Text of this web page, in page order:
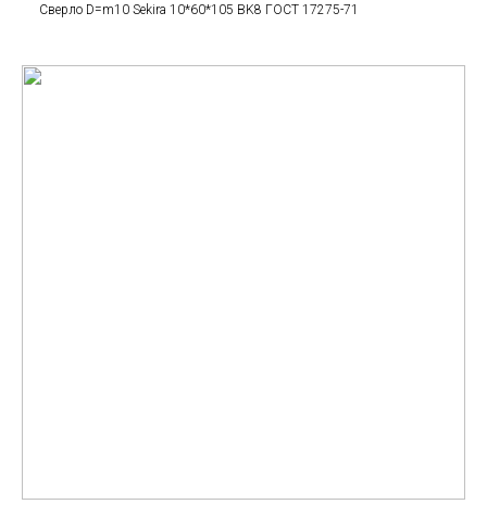
Сверло D=m10 Sekira 10*60*105 BK8 ГОСТ 17275-71